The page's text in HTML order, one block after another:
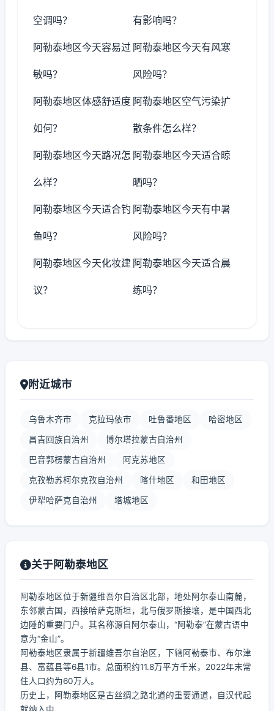
空调吗？ 有影响吗？
阿勒泰地区今天容易过
敏吗？
阿勒泰地区今天有风寒
风险吗？
阿勒泰地区体感舒适度
如何？
阿勒泰地区空气污染扩
散条件怎么样？
阿勒泰地区今天路况怎
么样？
阿勒泰地区今天适合晾
晒吗？
阿勒泰地区今天适合钓
鱼吗？
阿勒泰地区今天有中暑
风险吗？
阿勒泰地区今天化妆建
议？
阿勒泰地区今天适合晨
练吗？
附近城市
乌鲁木齐市 克拉玛依市 吐鲁番地区 哈密地区
昌吉回族自治州 博尔塔拉蒙古自治州
巴音郭楞蒙古自治州 阿克苏地区
克孜勒苏柯尔克孜自治州 喀什地区 和田地区
伊犁哈萨克自治州 塔城地区
关于阿勒泰地区
阿勒泰地区位于新疆维吾尔自治区北部，地处阿尔泰山南麓，
东邻蒙古国，西接哈萨克斯坦，北与俄罗斯接壤，是中国西北
边陲的重要门户。其名称源自阿尔泰山，“阿勒泰”在蒙古语中
意为“金山”。
阿勒泰地区隶属于新疆维吾尔自治区，下辖阿勒泰市、布尔津
县、富蕴县等6县1市。总面积约11.8万平方千米，2022年末常
住人口约为60万人。
历史上，阿勒泰地区是古丝绸之路北道的重要通道，自汉代起